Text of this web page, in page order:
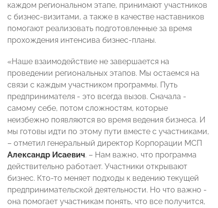
каждом региональном этапе, принимают участников
с бизнес-визитами, а также в качестве наставников
помогают реализовать подготовленные за время
прохождения интенсива бизнес-планы.
«Наше взаимодействие не завершается на
проведении региональных этапов. Мы остаемся на
связи с каждым участником программы. Путь
предпринимателя - это всегда вызов. Сначала -
самому себе, потом сложностям, которые
неизбежно появляются во время ведения бизнеса. И
мы готовы идти по этому пути вместе с участниками,
– отметил генеральный директор Корпорации МСП
Александр Исаевич. – Нам важно, что программа
действительно работает. Участники открывают
бизнес. Кто-то меняет подходы к ведению текущей
предпринимательской деятельности. Но что важно -
она помогает участникам понять, что все получится,